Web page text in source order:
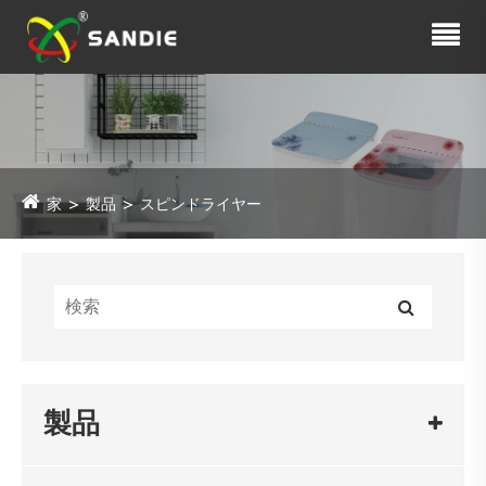
家 製品 スピンドライヤー
製品